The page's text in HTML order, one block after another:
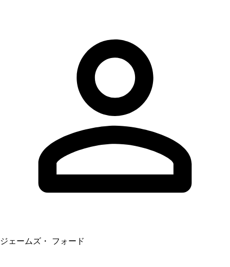
ジェームズ・ フォード